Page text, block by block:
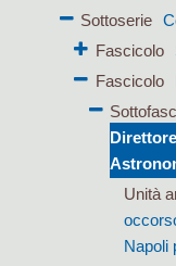
Sottoserie
Fascicolo
Fascicolo
Unità
Napoli